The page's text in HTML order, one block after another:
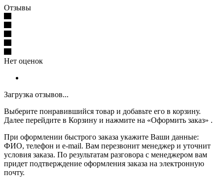
Отзывы
Нет оценок
Загрузка отзывов...
Выберите понравившийся товар и добавьте его в корзину.
Далее перейдите в Корзину и нажмите на «Оформить заказ» .
При оформлении быстрого заказа укажите Ваши данные:
ФИО, телефон и e-mail. Вам перезвонит менеджер и уточнит
условия заказа. По результатам разговора с менеджером вам
придет подтверждение оформления заказа на электронную
почту.